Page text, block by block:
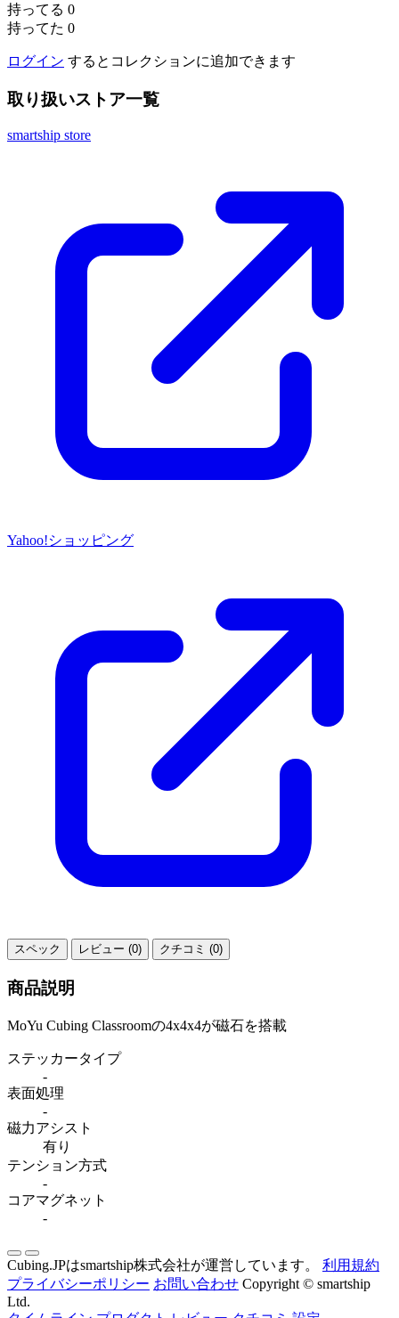
持ってる 0
持ってた 0
ログイン するとコレクションに追加できます
取り扱いストア一覧
smartship store
Yahoo!ショッピング
スペック レビュー (0) クチコミ (0)
商品説明
MoYu Cubing Classroomの4x4x4が磁石を搭載
ステッカータイプ
-
表面処理
-
磁力アシスト
有り
テンション方式
-
コアマグネット
-
Cubing.JPはsmartship株式会社が運営しています。
利用規約
プライバシーポリシー お問い合わせ Copyright © smartship
Ltd.